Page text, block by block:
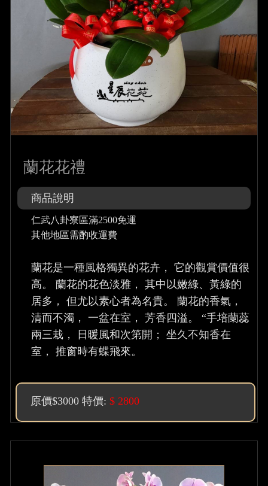
蘭花花禮
商品說明
仁武八卦寮區滿2500免運
其他地區需酌收運費
蘭花是一種風格獨異的花卉， 它的觀賞價值很
高。 蘭花的花色淡雅， 其中以嫩綠、黃綠的
居多， 但尤以素心者為名貴。 蘭花的香氣，
清而不濁， 一盆在室， 芳香四溢。 “手培蘭蕊
兩三栽， 日暖風和次第開； 坐久不知香在
室， 推窗時有蝶飛來。
原價$3000 特價:$ 2800